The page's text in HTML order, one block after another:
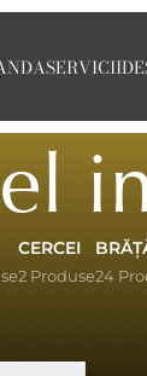
SERVICII
CERCEI
2 Produse24